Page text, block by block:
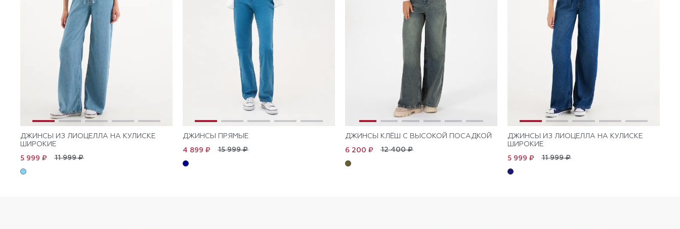
ДЖИНСЫ ИЗ ЛИОЦЕЛЛА НА КУЛИСКЕ
ШИРОКИЕ
11 999 ₽
5 999 ₽
ДЖИНСЫ ПРЯМЫЕ
15 999 ₽
4 899 ₽
ДЖИНСЫ КЛЁШ С ВЫСОКОЙ ПОСАДКОЙ
12 400 ₽
6 200 ₽
ДЖИНСЫ ИЗ ЛИОЦЕЛЛА НА КУЛИСКЕ
ШИРОКИЕ
11 999 ₽
5 999 ₽